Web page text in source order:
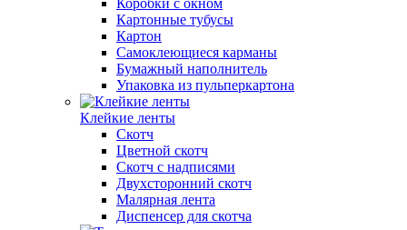
Коробки с окном
Картонные тубусы
Картон
Самоклеющиеся карманы
Бумажный наполнитель
Упаковка из пульперкартона
Клейкие ленты
Скотч
Цветной скотч
Скотч с надписями
Двухсторонний скотч
Малярная лента
Диспенсер для скотча